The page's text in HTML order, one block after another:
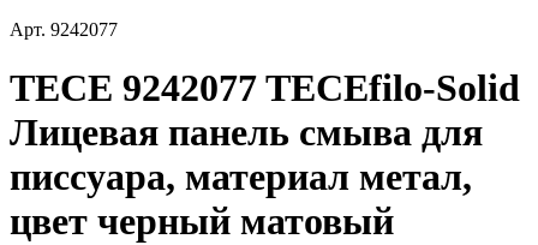
Арт. 9242077
TECE 9242077 TECEfilo-Solid
Лицевая панель смыва для
писсуара, материал метал,
цвет черный матовый